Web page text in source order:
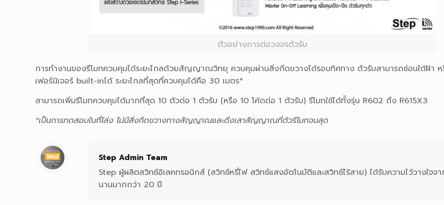
ตัวอย่างการต่อวงจรตัวรับ
การทำงานของรีโมทควบคุมได้ระยะไกลด้วยสัญญาณวิทยุ ควบคุมผ่านสิ่งกีดขวางได้รอบทิศทาง ตัวรับสามารถซ่อนใต้ฝ้า
เฟอร์นิเจอร์ built-inได้ ระยะไกลที่สุดที่ควบคุมได้คือ 30 เมตร*
สามารถเพิ่มรีโมทควบคุมได้มากที่สุด 10 ตัวต่อ 1 ตัวรับ (หรือ 10 โค้ดต่อ 1 ตัวรับ) รีโมทใช้ได้ทั้งรุ่น R602 ถึง R615X3
*เป็นการทดสอบในที่โล่ง ไม่มีสิ่งกีดขวางทางสัญญาณและดึงเสาสัญญาณที่ตัวรีโมทจนสุด
Step Admin Team
Step ผู้ผลิตสวิทช์อิเลคทรอนิกส์ (สวิทช์หรี่ไฟ สวิทช์แสงอัตโนมัติและสวิทช์ไร้สาย) ได้รับความไว้วางใจจา
นานมากกว่า 20 ปี